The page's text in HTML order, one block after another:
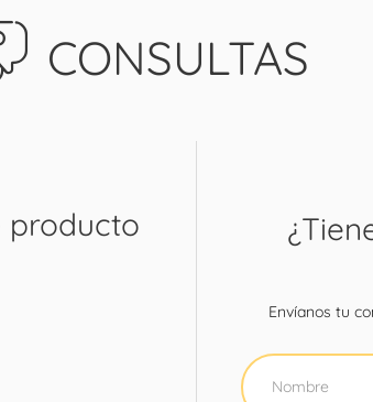
CONSULTAS
producto
Envíanos tu